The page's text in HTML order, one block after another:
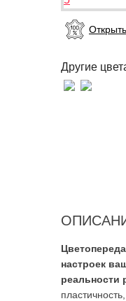
Другие
настроек
реальности